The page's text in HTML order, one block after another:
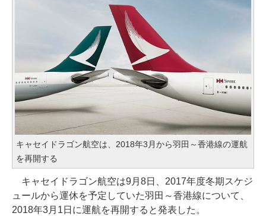
キャセイドラゴン航空は、2018年3月から羽田～香港線の運航
を再開する
キャセイドラゴン航空は9月8日、2017年度冬期スケジ
ュールから運休を予定していた羽田～香港線について、
2018年3月1日に運航を再開すると発表した。